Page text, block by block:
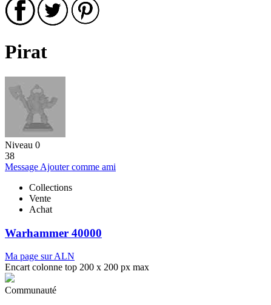
Pirat
Niveau 0
38
Message Ajouter comme ami
Collections
Vente
Achat
Warhammer 40000
Ma page sur ALN
Encart colonne top 200 x 200 px max
Communauté